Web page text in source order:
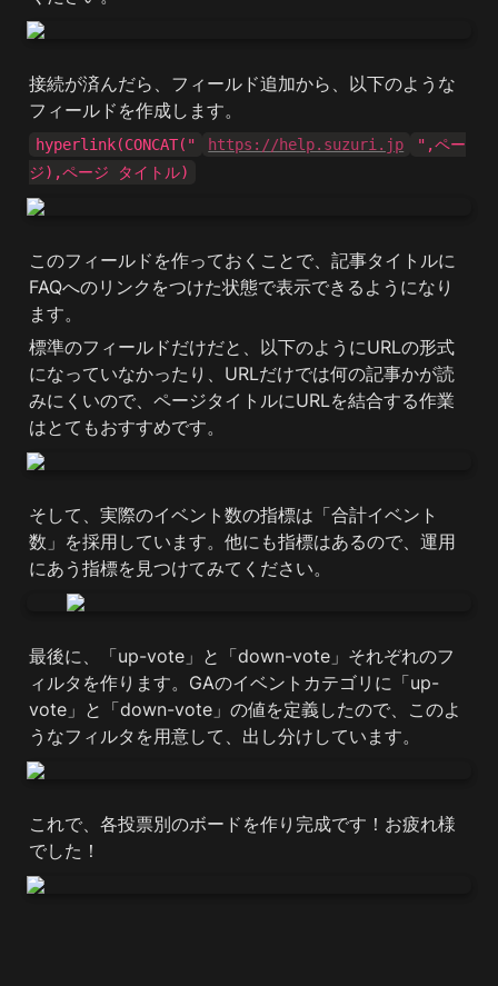
接続が済んだら、フィールド追加から、以下のような
フィールドを作成します。
hyperlink(CONCAT(" https://help.suzuri.jp
",ペー
ジ),ページ タイトル)
このフィールドを作っておくことで、記事タイトルに
FAQへのリンクをつけた状態で表示できるようになり
ます。
標準のフィールドだけだと、以下のようにURLの形式
になっていなかったり、URLだけでは何の記事かが読
みにくいので、ページタイトルにURLを結合する作業
はとてもおすすめです。
そして、実際のイベント数の指標は「合計イベント
数」を採用しています。他にも指標はあるので、運用
にあう指標を見つけてみてください。
最後に、「up-vote」と「down-vote」それぞれのフ
ィルタを作ります。GAのイベントカテゴリに「up-
vote」と「down-vote」の値を定義したので、このよ
うなフィルタを用意して、出し分けしています。
これで、各投票別のボードを作り完成です！お疲れ様
でした！